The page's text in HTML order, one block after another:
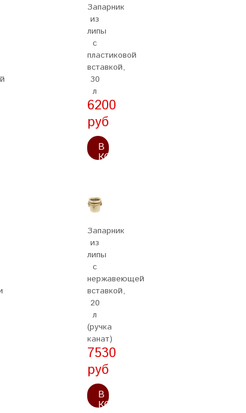
Запарник
из
липы
с
пластиковой
вставкой,
30
л
6200
руб
В
КОРЗИНУ
Запарник
из
липы
с
нержавеющей
вставкой,
20
л
(ручка
канат)
7530
руб
В
КОРЗИНУ